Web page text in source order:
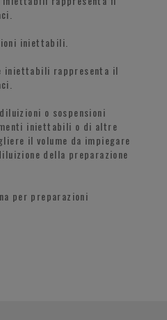
iniettabili.
iniettabili rappresenta il
o sospensioni
iniettabili o di altre
il volume da impiegare
della preparazione
per preparazioni